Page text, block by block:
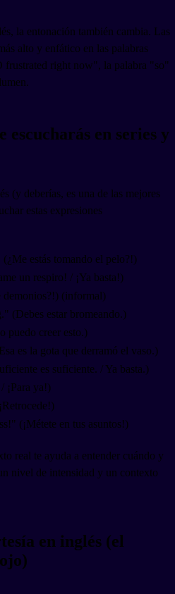
la entonación también cambia. Las
alto y enfático en las palabras
frustrated right now", la palabra "so"
escucharás en series y
(y deberías, es una de las mejores
estas expresiones
estás tomando el pelo?!)
un respiro! / ¡Ya basta!)
(informal)
(Debes estar bromeando.)
puedo creer esto.)
es la gota que derramó el vaso.)
es suficiente. / Ya basta.)
¡Para ya!)
(¡Métete en tus asuntos!)
real te ayuda a entender cuándo y
nivel de intensidad y un contexto
en inglés (el